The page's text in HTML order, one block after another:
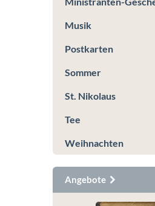
Musik
Postkarten
Sommer
St. Nikolaus
Tee
Weihnachten
Angebote